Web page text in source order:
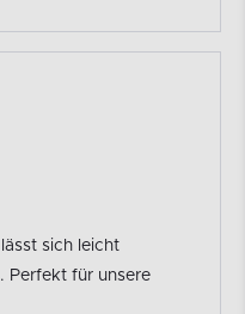
sich leicht
Perfekt für unsere